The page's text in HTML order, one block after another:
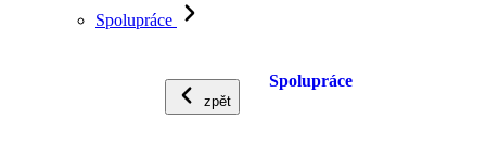
Spolupráce
zpět
Spolupráce